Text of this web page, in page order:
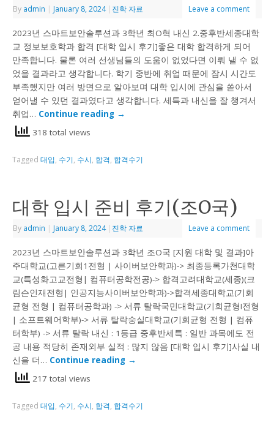
By admin | January 8, 2024 | 진학 자료 Leave a comment
2023년 스마트보안솔루션과 3학년 최O혁 내신 2.중후반세종대학
교 정보보호학과 합격 [대학 입시 후기]좋은 대학 합격하게 되어
만족합니다. 물론 여러 선생님들의 도움이 없었다면 이뤄 낼 수 없
었을 결과라고 생각합니다. 학기 중반에 취업 때문에 잠시 시간도
부족했지만 여러 방면으로 알아보며 대학 입시에 관심을 쏟아서
얻어낼 수 있던 결과였다고 생각합니다. 세특과 내신을 잘 챙겨서
취업… Continue reading →
318 total views
Tagged대입, 수기, 수시, 합격, 합격수기
대학 입시 준비 후기(조O국)
By admin | January 8, 2024 | 진학 자료 Leave a comment
2023년 스마트보안솔루션과 3학년 조O국 [지원 대학 및 결과]아
주대학교(고른기회1전형 | 사이버보안학과)-> 최종등록가천대학
교(특성화고교전형| 컴퓨터공학전공)-> 합격고려대학교(세종)(크
림슨인재전형| 인공지능사이버보안학과)->합격세종대학교(기회
균형 전형 | 컴퓨터공학과) -> 서류 탈락국민대학교(기회균형I전형
| 소프트웨어학부)-> 서류 탈락숭실대학교(기회균형 전형 | 컴퓨
터학부) -> 서류 탈락 내신 : 1등급 중후반세특 : 일반 과목에도 전
공 내용 적당히 존재외부 실적 : 많지 않음 [대학 입시 후기]사실 내
신을 더… Continue reading →
217 total views
Tagged대입, 수기, 수시, 합격, 합격수기